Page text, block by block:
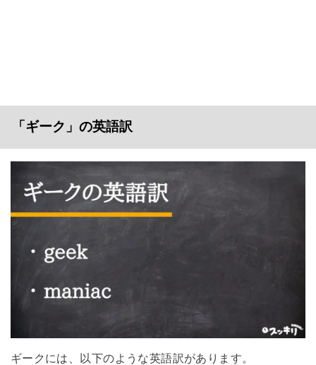
「ギーク」の英語訳
ギークには、以下のような英語訳があります。